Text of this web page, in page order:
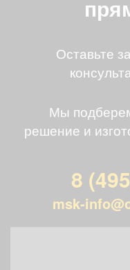
Оставьте
Мы
решение и
8
msk-